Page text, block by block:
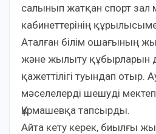
салынып жатқан спорт зал
кабинеттерінің
Аталған білім ошағының
және жылыту құбырларын
қажеттілігі туындап отыр.
мәселелерді шешуді
Құрмашевқа тапсырды.
Айта кету керек, биылғы